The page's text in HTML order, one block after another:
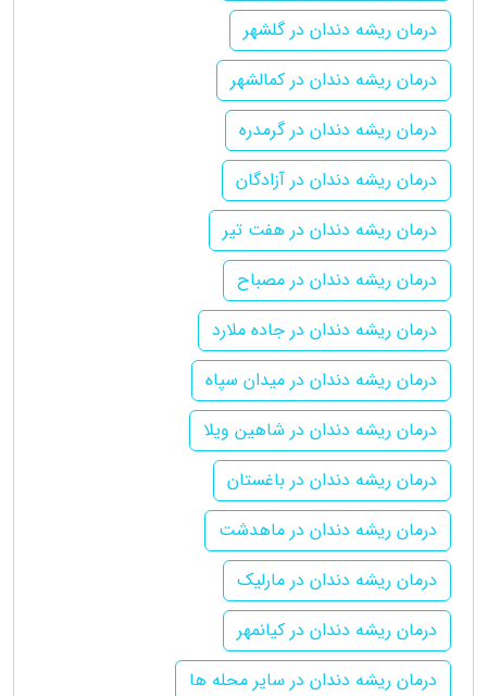
درمان ریشه دندان در گلشهر
درمان ریشه دندان در کمالشهر
درمان ریشه دندان در گرمدره
درمان ریشه دندان در آزادگان
درمان ریشه دندان در هفت تیر
درمان ریشه دندان در مصباح
درمان ریشه دندان در جاده ملارد
درمان ریشه دندان در میدان سپاه
درمان ریشه دندان در شاهین ویلا
درمان ریشه دندان در باغستان
درمان ریشه دندان در ماهدشت
درمان ریشه دندان در مارلیک
درمان ریشه دندان در کیانمهر
درمان ریشه دندان در سایر محله ها